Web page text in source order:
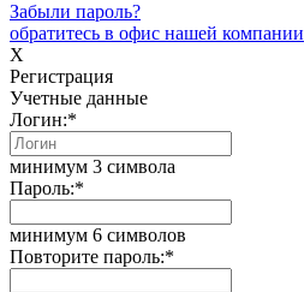
Забыли пароль?
обратитесь в офис нашей компании
X
Регистрация
Учетные данные
Логин:*
минимум 3 символа
Пароль:*
минимум 6 символов
Повторите пароль:*